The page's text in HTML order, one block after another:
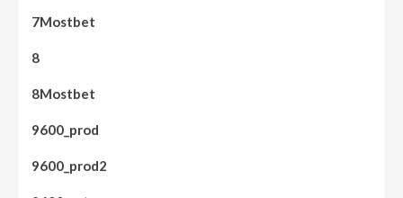
7Mostbet
8
8Mostbet
9600_prod
9600_prod2